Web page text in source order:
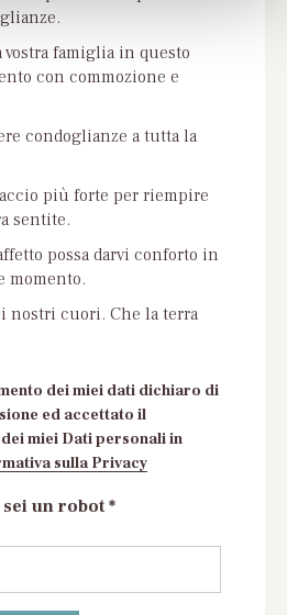
famiglia in questo
con commozione e
condoglianze a tutta la
più forte per riempire
sentite.
possa darvi conforto in
momento.
nostri cuori. Che la terra
dei miei dati dichiaro di
ed accettato il
miei Dati personali in
sulla Privacy
un robot *